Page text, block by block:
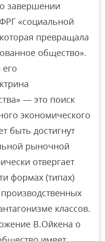
завершении
«социальной
превращала
общество».
— это поиск
экономического
быть достигнут
рыночной
отвергает
формах (типах)
классов.
В.Ойкена о